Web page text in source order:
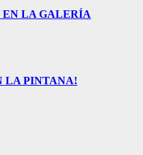
EN LA GALERÍA
LA PINTANA!